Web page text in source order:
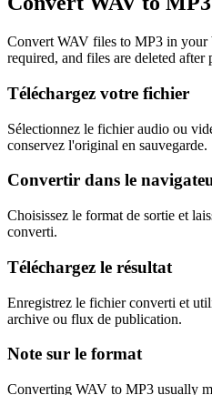
Convert WAV files to MP3 in your
required, and files are deleted after
Téléchargez votre fichier
Sélectionnez le fichier audio ou
conservez l'original en sauvegarde.
Convertir dans le
Choisissez le format de sortie et
converti.
Téléchargez le résultat
Enregistrez le fichier converti et
archive ou flux de publication.
Note sur le format
Converting WAV to MP3 usually